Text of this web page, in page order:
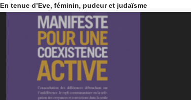
En tenue d’Eve, féminin, pudeur et judaïsme